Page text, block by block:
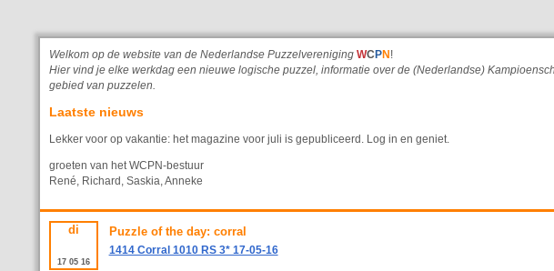
Welkom op de website van de Nederlandse Puzzelvereniging WC PN !
Hier vind je elke werkdag een nieuwe logische puzzel, informatie over de (Nederlandse)
gebied van puzzelen.
Laatste nieuws
Lekker voor op vakantie: het magazine voor juli is gepubliceerd. Log in en geniet.
groeten van het WCPN-bestuur
René, Richard, Saskia, Anneke
di
17 05 16
Puzzle of the day: corral
1414 Corral 1010 RS 3* 17-05-16